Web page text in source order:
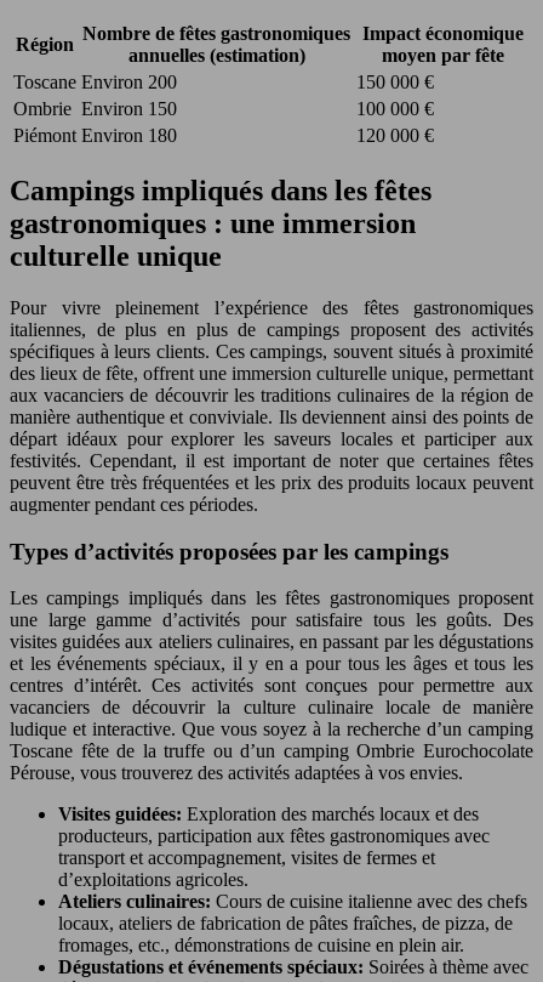
Région
Nombre de fêtes gastronomiques
annuelles (estimation)
Impact économique
moyen par fête
Toscane Environ 200
150 000 €
Ombrie Environ 150
100 000 €
Piémont Environ 180 120 000 €
Campings impliqués dans les fêtes
gastronomiques : une immersion
culturelle unique
Pour vivre pleinement l’expérience des fêtes gastronomiques
italiennes, de plus en plus de campings proposent des activités
spécifiques à leurs clients. Ces campings, souvent situés à proximité
des lieux de fête, offrent une immersion culturelle unique, permettant
aux vacanciers de découvrir les traditions culinaires de la région de
manière authentique et conviviale. Ils deviennent ainsi des points de
départ idéaux pour explorer les saveurs locales et participer aux
festivités. Cependant, il est important de noter que certaines fêtes
peuvent être très fréquentées et les prix des produits locaux peuvent
augmenter pendant ces périodes.
Types d’activités proposées par les campings
Les campings impliqués dans les fêtes gastronomiques proposent
une large gamme d’activités pour satisfaire tous les goûts. Des
visites guidées aux ateliers culinaires, en passant par les dégustations
et les événements spéciaux, il y en a pour tous les âges et tous les
centres d’intérêt. Ces activités sont conçues pour permettre aux
vacanciers de découvrir la culture culinaire locale de manière
ludique et interactive. Que vous soyez à la recherche d’un camping
Toscane fête de la truffe ou d’un camping Ombrie Eurochocolate
Pérouse, vous trouverez des activités adaptées à vos envies.
Visites guidées: Exploration des marchés locaux et des
producteurs, participation aux fêtes gastronomiques avec
transport et accompagnement, visites de fermes et
d’exploitations agricoles.
Ateliers culinaires: Cours de cuisine italienne avec des chefs
locaux, ateliers de fabrication de pâtes fraîches, de pizza, de
fromages, etc., démonstrations de cuisine en plein air.
Dégustations et événements spéciaux: Soirées à thème avec